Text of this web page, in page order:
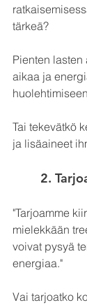
tärkeä?
Pienten
aikaa ja
Tai tekevätkö
ja lisäaineet
2.
"Tarjoamme
mielekkään
voivat pysyä
energiaa."
Vai tarjoatko